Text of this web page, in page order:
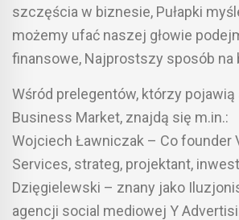
szczęścia w biznesie, Pułapki
możemy ufać naszej głowie
finansowe, Najprostszy sposób na
Wśród prelegentów, którzy
Business Market, znajdą się m.in.:
Wojciech Ławniczak – Co founder
Services, strateg, projektant,
Dzięgielewski – znany jako
agencji social mediowej Y